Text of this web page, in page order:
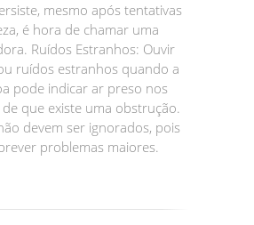
mesmo após tentativas
é hora de chamar uma
Ruídos Estranhos: Ouvir
ruídos estranhos quando a
pode indicar ar preso nos
de que existe uma obstrução.
devem ser ignorados, pois
problemas maiores.